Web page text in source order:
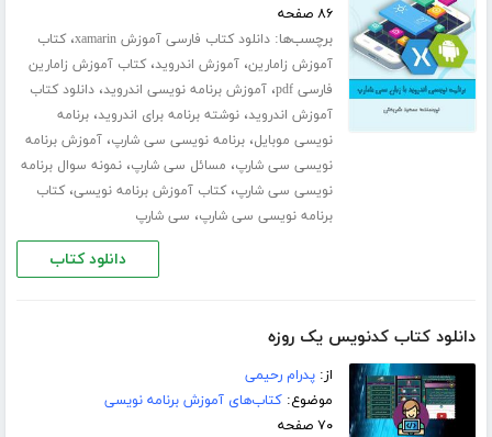
۸۶ صفحه
برچسب‌ها:دانلود کتاب فارسی آموزش xamarin ،کتاب
آموزش زامارین،آموزش اندروید،کتاب آموزش زامارین
فارسی pdf
،آموزش برنامه نویسی اندروید،دانلود کتاب
آموزش اندروید،نوشته برنامه برای اندروید،برنامه
نویسی موبایل،برنامه نویسی سی شارپ،آموزش برنامه
نویسی سی شارپ، مسائل سی شارپ،نمونه سوال برنامه
نویسی سی شارپ،کتاب آموزش برنامه نویسی،کتاب
برنامه نویسی سی شارپ، سی شارپ
دانلود کتاب
دانلود کتاب کدنویس یک روزه
از:پدرام رحیمی
موضوع:کتاب‌های آموزش برنامه نویسی
۷۰ صفحه